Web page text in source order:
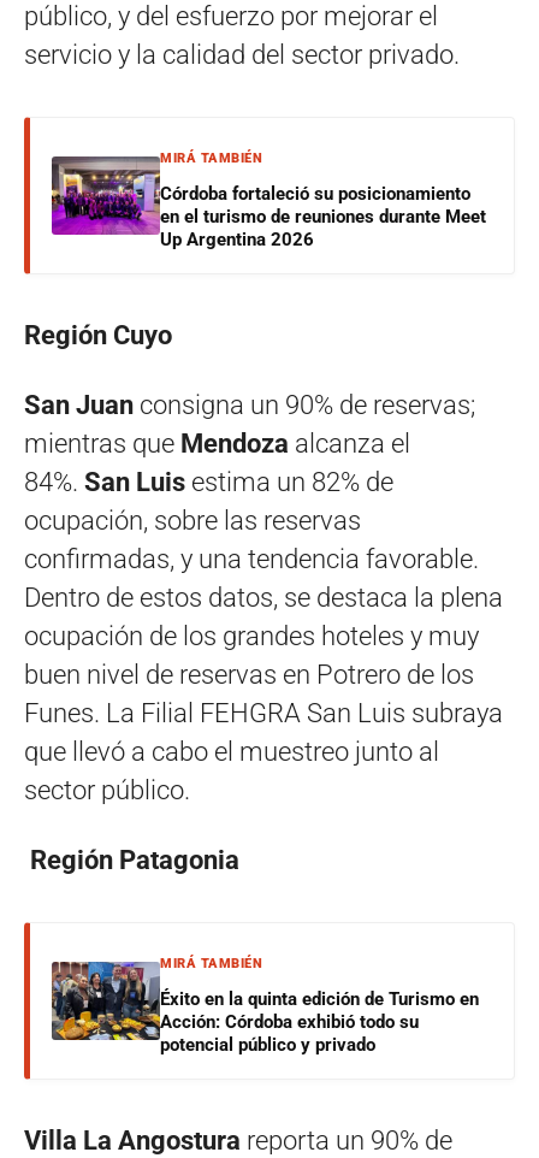
público, y del esfuerzo por mejorar el
servicio y la calidad del sector privado.
MIRÁ TAMBIÉN
Córdoba fortaleció su posicionamiento
en el turismo de reuniones durante Meet
Up Argentina 2026
Región Cuyo
San Juan consigna un 90% de reservas;
mientras que Mendoza alcanza el
84%. San Luis estima un 82% de
ocupación, sobre las reservas
confirmadas, y una tendencia favorable.
Dentro de estos datos, se destaca la plena
ocupación de los grandes hoteles y muy
buen nivel de reservas en Potrero de los
Funes. La Filial FEHGRA San Luis subraya
que llevó a cabo el muestreo junto al
sector público.
Región Patagonia
MIRÁ TAMBIÉN
Éxito en la quinta edición de Turismo en
Acción: Córdoba exhibió todo su
potencial público y privado
Villa La Angostura reporta un 90% de